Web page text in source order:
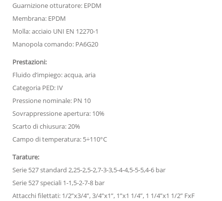
Guarnizione otturatore: EPDM
Membrana: EPDM
Molla: acciaio UNI EN 12270-1
Manopola comando: PA6G20
Prestazioni:
Fluido d’impiego: acqua, aria
Categoria PED: IV
Pressione nominale: PN 10
Sovrappressione apertura: 10%
Scarto di chiusura: 20%
Campo di temperatura: 5÷110°C
Tarature:
Serie 527 standard 2,25-2,5-2,7-3-3,5-4-4,5-5-5,4-6 bar
Serie 527 speciali 1-1,5-2-7-8 bar
Attacchi filettati: 1/2”x3/4”, 3/4”x1”, 1”x1 1/4”, 1 1/4”x1 1/2” FxF